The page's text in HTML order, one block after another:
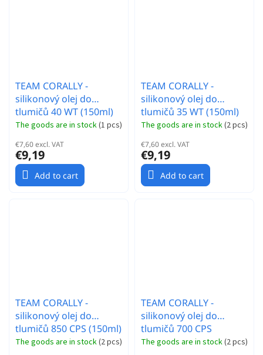
TEAM CORALLY -
silikonový olej do
tlumičů 40 WT (150ml)
The goods are in stock(1 pcs)
€7,60 excl. VAT
€9,19
Add to cart
TEAM CORALLY -
silikonový olej do
tlumičů 35 WT (150ml)
The goods are in stock(2 pcs)
€7,60 excl. VAT
€9,19
Add to cart
TEAM CORALLY -
silikonový olej do
tlumičů 850 CPS (150ml)
The goods are in stock(2 pcs)
TEAM CORALLY -
silikonový olej do
tlumičů 700 CPS
(60ml/2oz)
The goods are in stock(2 pcs)